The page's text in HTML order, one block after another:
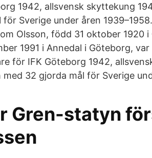
1942, allsvensk skyttekung
Sverige under åren
Olsson, född 31 oktober 1920
1991 i Annedal i Göteborg,
för IFK Göteborg 1942,
med 32 gjorda mål för Sverige
Gren-statyn